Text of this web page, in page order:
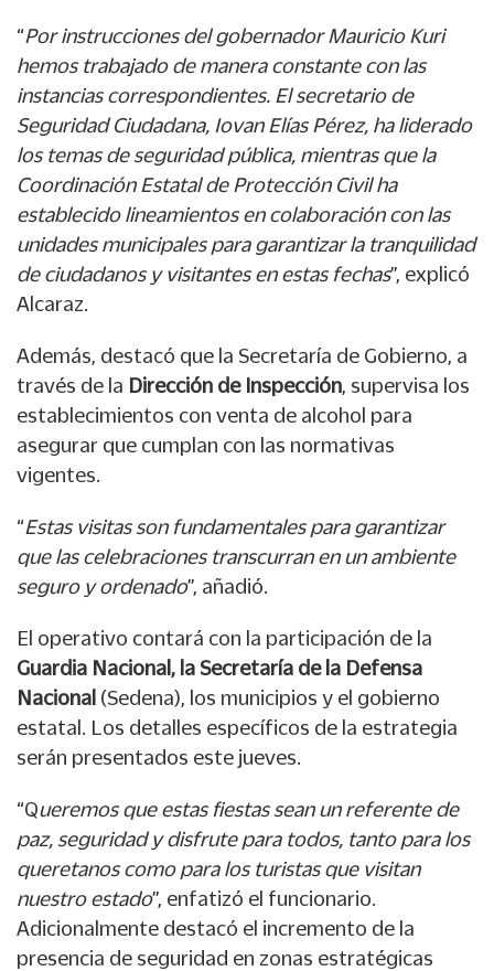
“Por instrucciones del gobernador Mauricio Kuri
hemos trabajado de manera constante con las
instancias correspondientes. El secretario de
Seguridad Ciudadana, Iovan Elías Pérez, ha liderado
los temas de seguridad pública, mientras que la
Coordinación Estatal de Protección Civil ha
establecido lineamientos en colaboración con las
unidades municipales para garantizar la tranquilidad
de ciudadanos y visitantes en estas fechas”, explicó
Alcaraz.
Además, destacó que la Secretaría de Gobierno, a
través de la Dirección de Inspección, supervisa los
establecimientos con venta de alcohol para
asegurar que cumplan con las normativas
vigentes.
“Estas visitas son fundamentales para garantizar
que las celebraciones transcurran en un ambiente
seguro y ordenado”, añadió.
El operativo contará con la participación de la
Guardia Nacional, la Secretaría de la Defensa
Nacional (Sedena), los municipios y el gobierno
estatal. Los detalles específicos de la estrategia
serán presentados este jueves.
“Queremos que estas fiestas sean un referente de
paz, seguridad y disfrute para todos, tanto para los
queretanos como para los turistas que visitan
nuestro estado”, enfatizó el funcionario.
Adicionalmente destacó el incremento de la
presencia de seguridad en zonas estratégicas